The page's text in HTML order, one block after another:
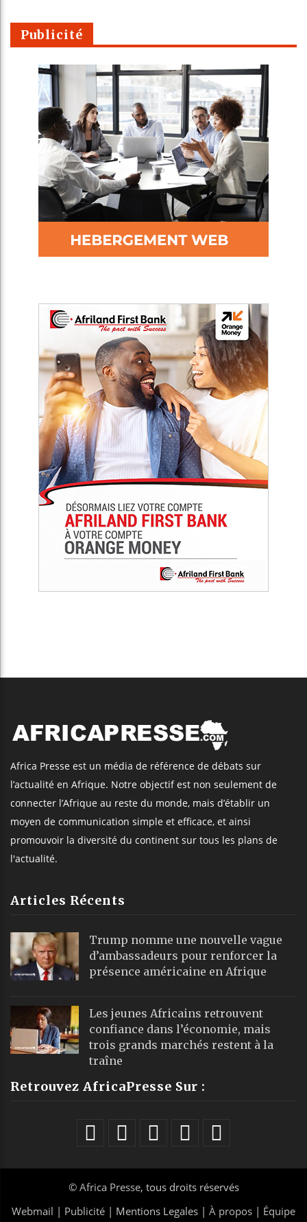
Publicité
Africa Presse est un média de référence de débats sur
l’actualité en Afrique. Notre objectif est non seulement de
connecter l’Afrique au reste du monde, mais d’établir un
moyen de communication simple et efficace, et ainsi
promouvoir la diversité du continent sur tous les plans de
l'actualité.
Articles Récents
Trump nomme une nouvelle vague
d’ambassadeurs pour renforcer la
présence américaine en Afrique
Les jeunes Africains retrouvent
confiance dans l’économie, mais
trois grands marchés restent à la
traîne
Retrouvez AfricaPresse Sur :
© Africa Presse, tous droits réservés
Webmail | Publicité | Mentions Legales | À propos | Équipe